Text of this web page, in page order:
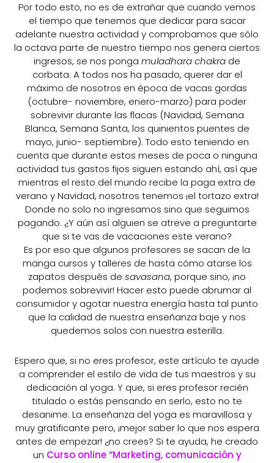
Por todo esto, no es de extrañar que cuando vemos
el tiempo que tenemos que dedicar para sacar
adelante nuestra actividad y comprobamos que sólo
la octava parte de nuestro tiempo nos genera ciertos
ingresos, se nos ponga muladhara chakra de
corbata. A todos nos ha pasado, querer dar el
máximo de nosotros en época de vacas gordas
(octubre- noviembre, enero-marzo) para poder
sobrevivir durante las flacas (Navidad, Semana
Blanca, Semana Santa, los quinientos puentes de
mayo, junio- septiembre). Todo esto teniendo en
cuenta que durante estos meses de poca o ninguna
actividad tus gastos fijos siguen estando ahí, así que
mientras el resto del mundo recibe la paga extra de
verano y Navidad, nosotros tenemos ¡el tortazo extra!
Donde no solo no ingresamos sino que seguimos
pagando. ¿Y aún así alguien se atreve a preguntarte
que si te vas de vacaciones este verano?
Es por eso que algunos profesores se sacan de la
manga cursos y talleres de hasta cómo atarse los
zapatos después de savasana, porque sino, ¡no
podemos sobrevivir! Hacer esto puede abrumar al
consumidor y agotar nuestra energía hasta tal punto
que la calidad de nuestra enseñanza baje y nos
quedemos solos con nuestra esterilla.
Espero que, si no eres profesor, este artículo te ayude
a comprender el estilo de vida de tus maestros y su
dedicación al yoga. Y que, si eres profesor recién
titulado o estás pensando en serlo, esto no te
desanime. La enseñanza del yoga es maravillosa y
muy gratificante pero, ¡mejor saber lo que nos espera
antes de empezar! ¿no crees? Si te ayuda, he creado
un Curso online “Marketing, comunicación y